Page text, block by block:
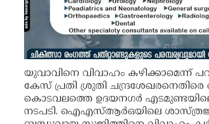
യുവാവിനെ വിവാഹം കഴിക്കാമെന്ന്
കേസ് പ്രതി ശ്രുതി
കൊടവലത്തെ ഉദയനഗർ
നടപടി. ഐഎസ്ആർഒയിലെ